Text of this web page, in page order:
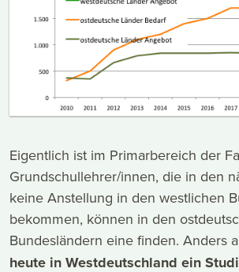
Eigentlich ist im Primarbereich der
Grundschullehrer/innen, die in den
keine Anstellung in den westlichen
bekommen, können in den
Bundesländern eine finden. Anders
heute in Westdeutschland ein